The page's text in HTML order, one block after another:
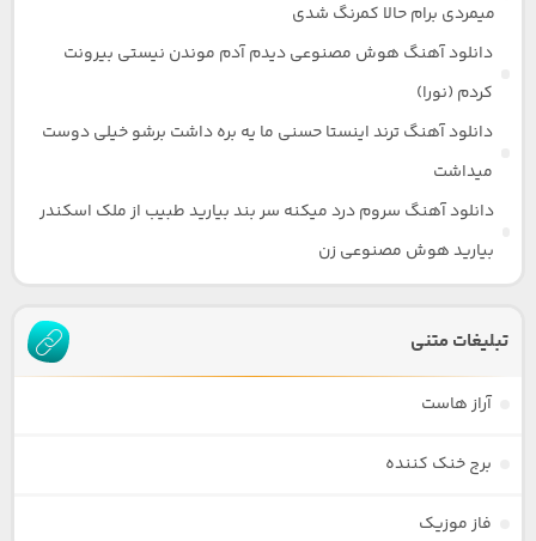
میمردی برام حالا کمرنگ شدی
دانلود آهنگ هوش مصنوعی دیدم آدم موندن نیستی بیرونت
کردم (نورا)
دانلود آهنگ ترند اینستا حسنی ما یه بره داشت برشو خیلی دوست
میداشت
دانلود آهنگ سروم درد میکنه سر بند بیارید طبیب از ملک اسکندر
بیارید هوش مصنوعی زن
تبلیغات متنی
آراز هاست
برج خنک کننده
فاز موزیک